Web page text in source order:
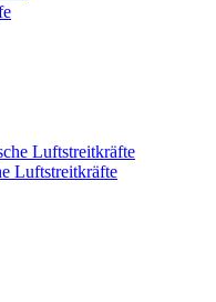
Luftstreitkräfte